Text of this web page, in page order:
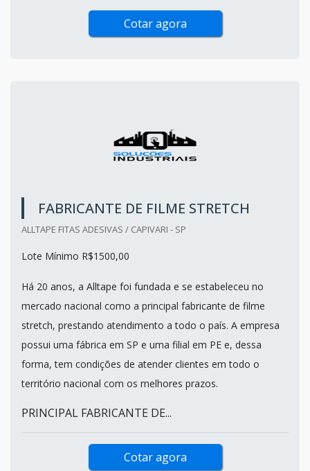
Cotar agora
FABRICANTE DE FILME STRETCH
ALLTAPE FITAS ADESIVAS / CAPIVARI - SP
Lote Mínimo R$1500,00
Há 20 anos, a Alltape foi fundada e se estabeleceu no
mercado nacional como a principal fabricante de filme
stretch, prestando atendimento a todo o país. A empresa
possui uma fábrica em SP e uma filial em PE e, dessa
forma, tem condições de atender clientes em todo o
território nacional com os melhores prazos.
PRINCIPAL FABRICANTE DE...
Cotar agora